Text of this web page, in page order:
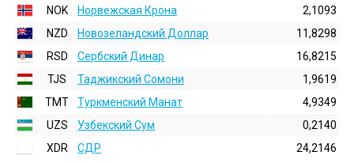
NOK
Норвежская Крона
2,1093
NZD
Новозеландский Доллар
11,8298
RSD
Сербский Динар
16,8215
TJS
Таджикский Сомони
1,9619
TMT
Туркменский Манат
4,9349
UZS
Узбекский Сум
0,2140
XDR
СДР 24,2146